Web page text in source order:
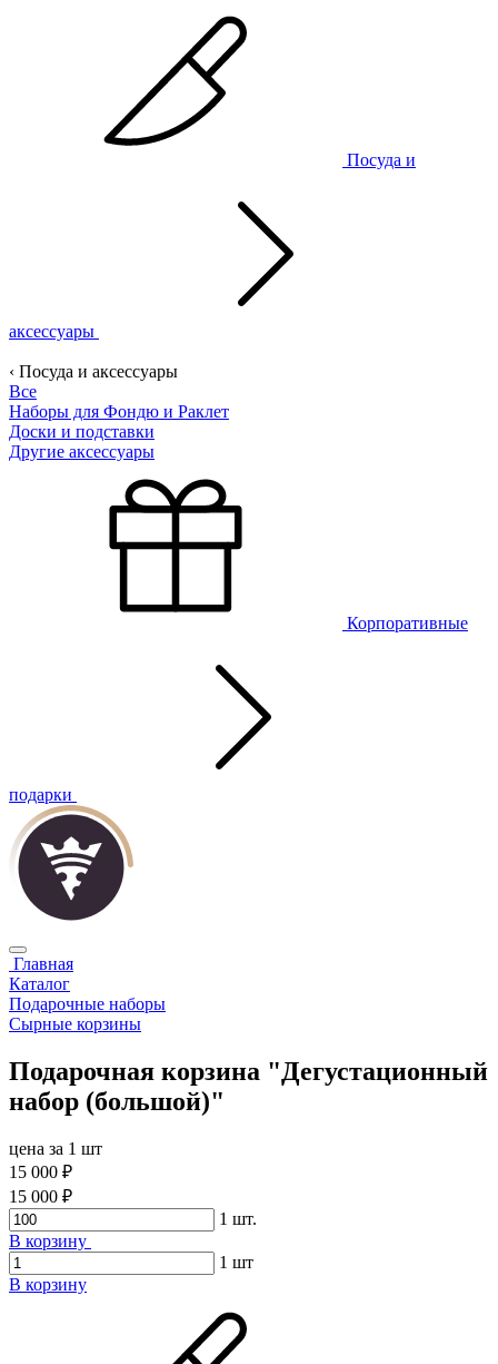
Посуда и
аксессуары
‹ Посуда и аксессуары
Все
Наборы для Фондю и Раклет
Доски и подставки
Другие аксессуары
Корпоративные
подарки
Главная
Каталог
Подарочные наборы
Сырные корзины
Подарочная корзина "Дегустационный
набор (большой)"
цена за 1 шт
15 000 ₽
15 000 ₽
1 шт.
В корзину
1 шт
В корзину